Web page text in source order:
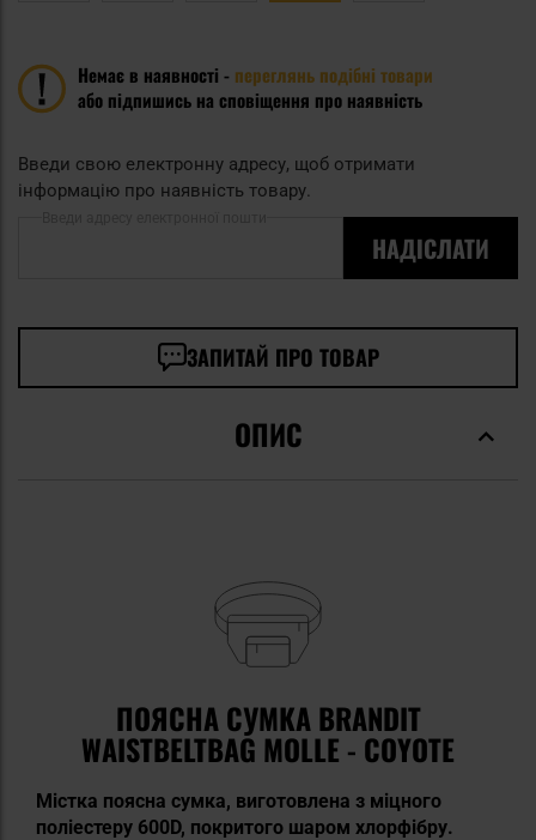
Немає в наявності - переглянь подібні товари
або підпишись на сповіщення про наявність
Введи свою електронну адресу, щоб отримати
інформацію про наявність товару.
НАДІСЛАТИ
ЗАПИТАЙ ПРО ТОВАР
ОПИС
ПОЯСНА СУМКА BRANDIT
WAISTBELTBAG MOLLE - COYOTE
Містка поясна сумка, виготовлена з міцного
поліестеру 600D, покритого шаром хлорфібру.